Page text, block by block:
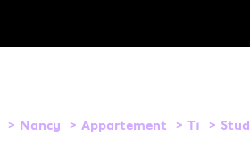
Nancy Appartement T1